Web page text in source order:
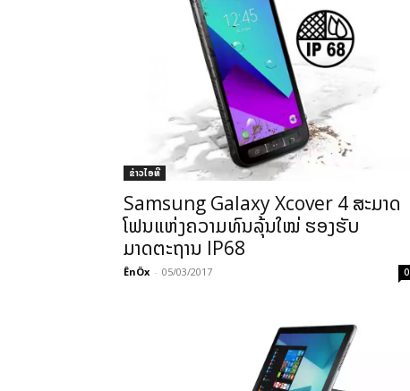
ຂ່າວ​ໄອ​ທີ
Samsung Galaxy Xcover 4 ສະມາດ
ໂຟນແຫ່ງຄວາມທົນລຸ້ນໃໝ່ ຮອງຮັບ
ມາດຕະຖານ IP68
ÊnÖx - 05/03/2017 0